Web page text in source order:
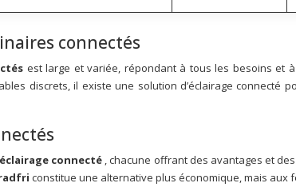
connectés
est large et variée, répondant à tous les besoins et
discrets, il existe une solution d’éclairage
éclairage connecté , chacune offrant des avantages et
constitue une alternative plus économique, mais aux